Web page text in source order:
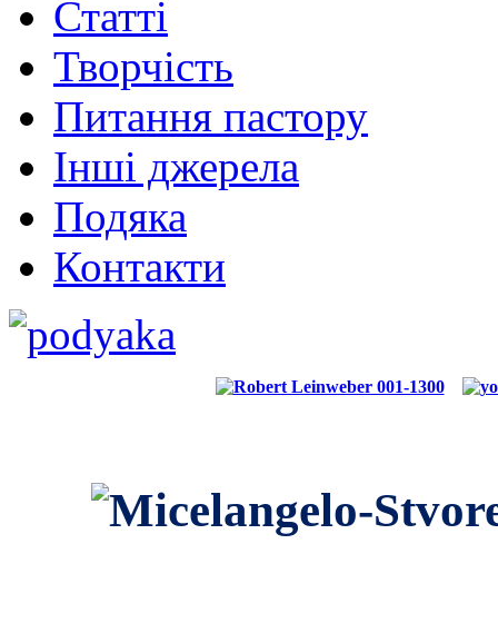
Статті
Творчість
Питання пастору
Інші джерела
Подяка
Контакти